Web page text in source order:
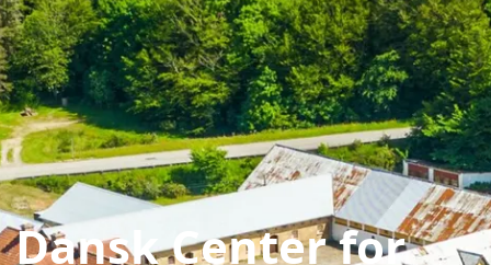
Dansk Center for